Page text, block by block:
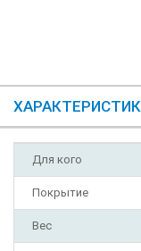
Для кого
Покрытие
Вес